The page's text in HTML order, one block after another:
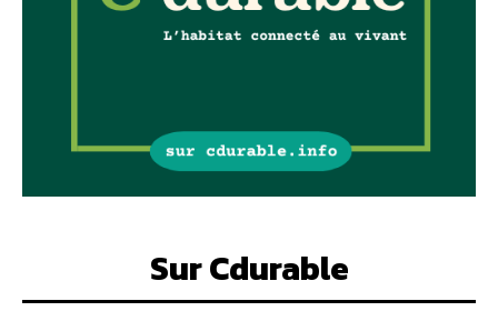
Sur Cdurable